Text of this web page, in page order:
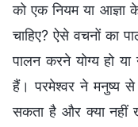
को एक नियम या आज्ञा
चाहिए? ऐसे वचनों का
पालन करने योग्य हो
हैं। परमेश्वर ने मनुष्य
सकता है और क्या